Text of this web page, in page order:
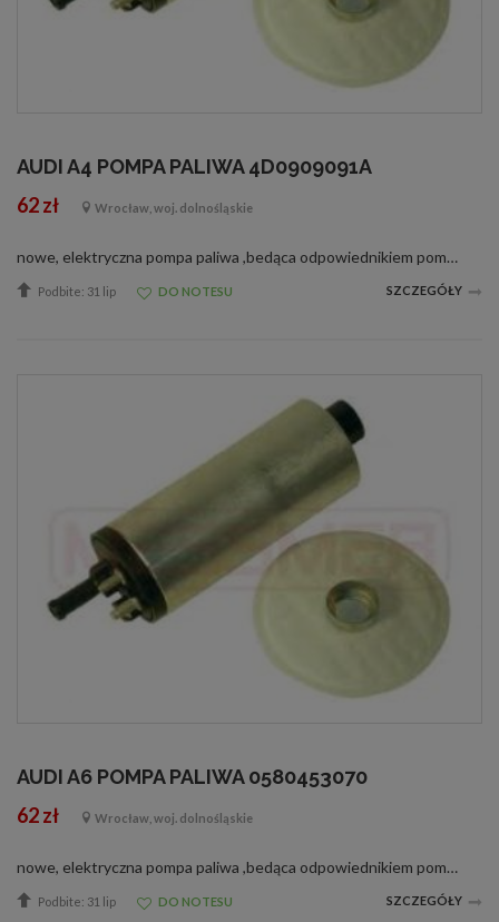
AUDI A4 POMPA PALIWA 4D0909091A
62 zł Wrocław, woj. dolnośląskie
nowe, elektryczna pompa paliwa ,bedąca odpowiednikiem pomp o nr. E100598A0906091G05803140680580453081058031000605803100070580453041 058045304605804530600580453070 4A0906087A4419060917.18259.50.0Pompa ma zastosowanie m.in. w nastepujacych samochodach: ...
Podbite: 31 lip DO NOTESU SZCZEGÓŁY
AUDI A6 POMPA PALIWA 0580453070
62 zł Wrocław, woj. dolnośląskie
nowe, elektryczna pompa paliwa ,bedąca odpowiednikiem pomp o nr. E100598A0906091G05803140680580453081058031000605803100070580453041 058045304605804530600580453070 4A0906087A4419060917.18259.50.0Pompa ma zastosowanie m.in. w nastepujacych samochodach: ...
Podbite: 31 lip DO NOTESU SZCZEGÓŁY